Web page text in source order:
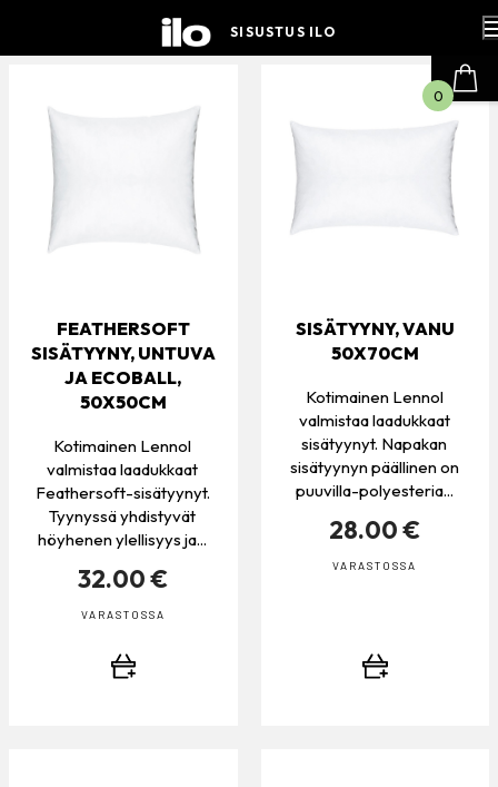
SISUSTUS ILO
FEATHERSOFT
SISÄTYYNY, UNTUVA
JA ECOBALL,
50X50CM
Kotimainen Lennol
valmistaa laadukkaat
Feathersoft-sisätyynyt.
Tyynyssä yhdistyvät
höyhenen ylellisyys ja...
32.00 €
VARASTOSSA
SISÄTYYNY, VANU
50X70CM
Kotimainen Lennol
valmistaa laadukkaat
sisätyynyt. Napakan
sisätyynyn päällinen on
puuvilla-polyesteria...
28.00 €
VARASTOSSA
0